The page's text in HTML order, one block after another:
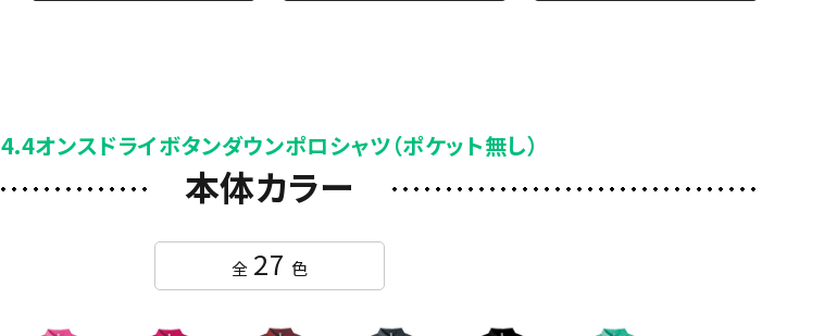
4.4オンスドライボタンダウンポロシャツ（ポケット無し）
本体カラー
全 27 色